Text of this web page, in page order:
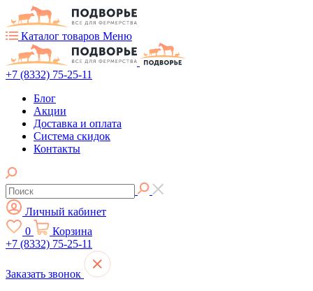
Каталог товаров Меню
+7 (8332) 75-25-11
Блог
Акции
Доставка и оплата
Система скидок
Контакты
Личный кабинет
0
Корзина
+7 (8332) 75-25-11
Заказать звонок